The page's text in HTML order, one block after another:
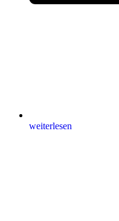
weiterlesen